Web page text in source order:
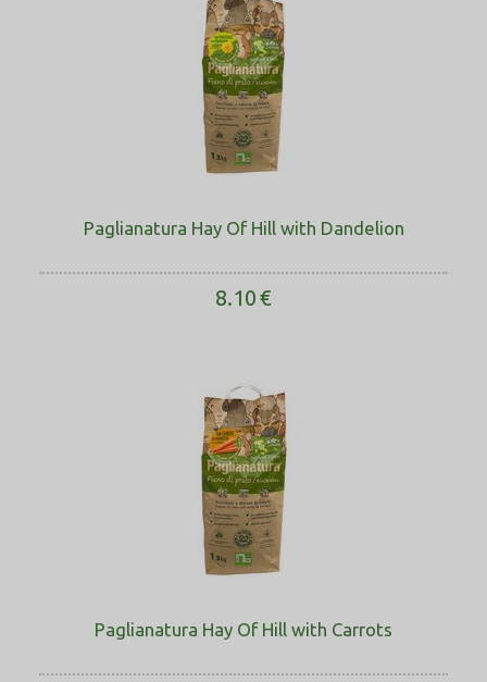
Paglianatura Hay Of Hill with Dandelion
8.10€
Paglianatura Hay Of Hill with Carrots